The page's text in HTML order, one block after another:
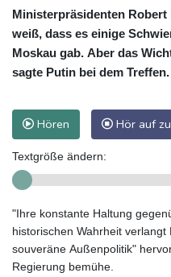
Ministerpräsidenten
weiß, dass es einige
Moskau gab. Aber das
sagte Putin bei dem Treffen.
Hören Hör auf
Textgröße ändern:
"Ihre konstante Haltung
historischen Wahrheit
souveräne Außenpolitik"
Regierung bemühe.